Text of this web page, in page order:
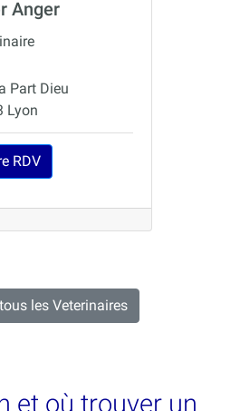
Anger
Part Dieu
Lyon
RDV
les Veterinaires
et où trouver un